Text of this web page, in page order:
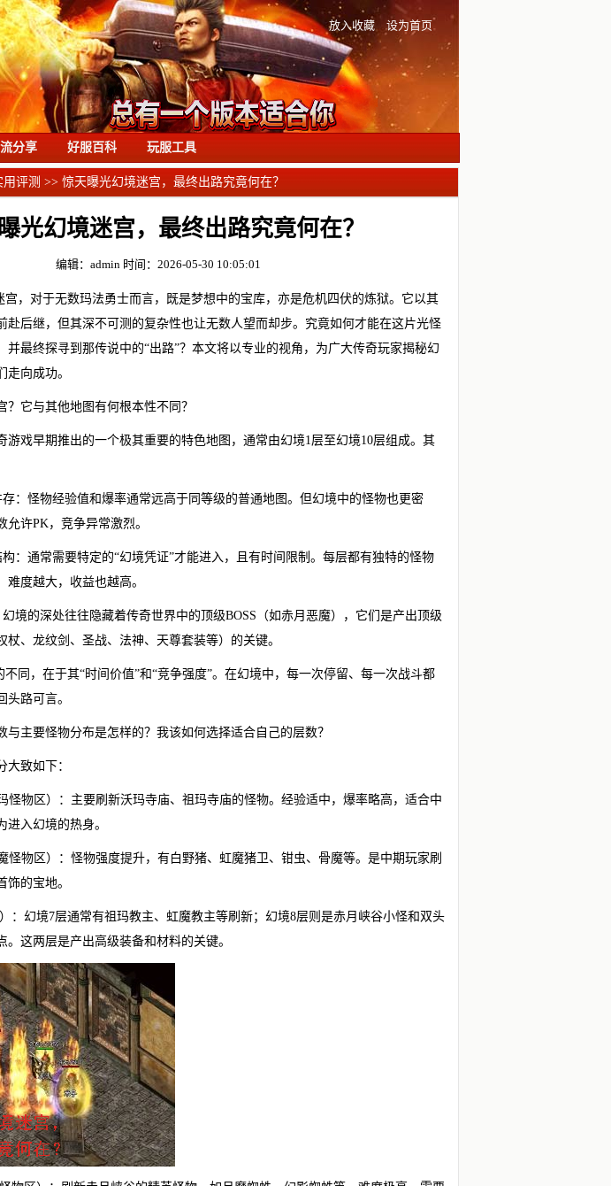
放入收藏 设为首页
分享 好服百科 玩服工具
用评测 >> 惊天曝光幻境迷宫，最终出路究竟何在？
光幻境迷宫，最终出路究竟何在？
编辑：admin 时间：2026-05-30 10:05:01
宫，对于无数玛法勇士而言，既是梦想中的宝库，亦是危机四伏的炼狱。它以其
赴后继，但其深不可测的复杂性也让无数人望而却步。究竟如何才能在这片光怪
并最终探寻到那传说中的“出路”？本文将以专业的视角，为广大传奇玩家揭秘幻
走向成功。
？它与其他地图有何根本性不同？
游戏早期推出的一个极其重要的特色地图，通常由幻境1层至幻境10层组成。其
：怪物经验值和爆率通常远高于同等级的普通地图。但幻境中的怪物也更密
许PK，竞争异常激烈。
：通常需要特定的“幻境凭证”才能进入，且有时间限制。每层都有独特的怪物
度越大，收益也越高。
境的深处往往隐藏着传奇世界中的顶级BOSS（如赤月恶魔），它们是产出顶级
杖、龙纹剑、圣战、法神、天尊套装等）的关键。
不同，在于其“时间价值”和“竞争强度”。在幻境中，每一次停留、每一次战斗都
头路可言。
与主要怪物分布是怎样的？我该如何选择适合自己的层数？
大致如下：
怪物区）：主要刷新沃玛寺庙、祖玛寺庙的怪物。经验适中，爆率略高，适合中
入幻境的热身。
怪物区）：怪物强度提升，有白野猪、虹魔猪卫、钳虫、骨魔等。是中期玩家刷
饰的宝地。
：幻境7层通常有祖玛教主、虹魔教主等刷新；幻境8层则是赤月峡谷小怪和双头
。这两层是产出高级装备和材料的关键。